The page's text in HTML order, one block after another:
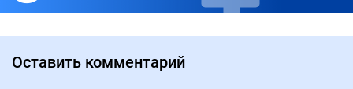
Оставить комментарий